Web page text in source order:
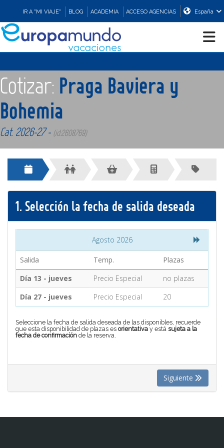
IR A "MI VIAJE" BLOG ACADEMIA ACCESO AGENCIAS España
PROMOCIONES
COMPRAR
CONTACTO
MÁS
Cotizar: Praga Baviera y
Bohemia
Cat. 2026-27 - (id:2608769)
1. Selección la fecha de salida deseada
Agosto 2026
Salida Temp.
Plazas
Día 13 - jueves
Precio Especial
no plazas
Día 27 - jueves
Precio Especial 20
Seleccione la fecha de salida deseada de las disponibles, recuerde
que esta disponibilidad de plazas es orientativa y está sujeta a la
fecha de confirmación de la reserva.
Siguiente